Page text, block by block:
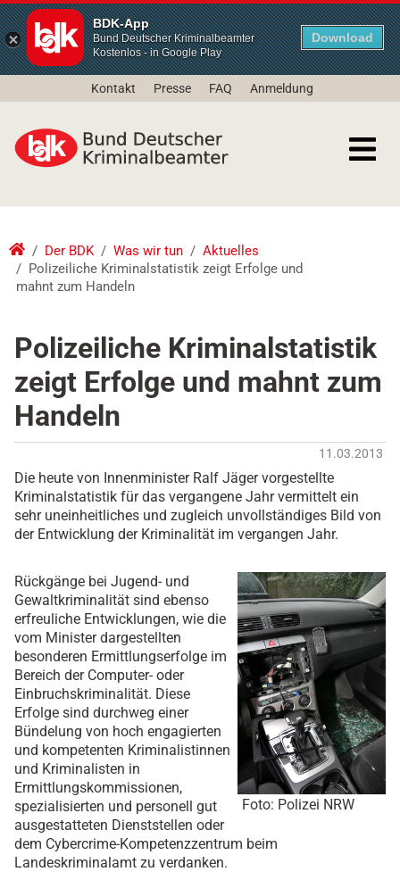
BDK-App
Bund Deutscher Kriminalbeamter
Kostenlos - in Google Play
Download
Kontakt Presse FAQ Anmeldung
Der BDK Was wir tun
Aktuelles
Polizeiliche Kriminalstatistik zeigt Erfolge und
mahnt zum Handeln
Polizeiliche Kriminalstatistik
zeigt Erfolge und mahnt zum
Handeln
11.03.2013
Die heute von Innenminister Ralf Jäger vorgestellte
Kriminalstatistik für das vergangene Jahr vermittelt ein
sehr uneinheitliches und zugleich unvollständiges Bild von
der Entwicklung der Kriminalität im vergangen Jahr.
Foto: Polizei NRW
Rückgänge bei Jugend- und
Gewaltkriminalität sind ebenso
erfreuliche Entwicklungen, wie die
vom Minister dargestellten
besonderen Ermittlungserfolge im
Bereich der Computer- oder
Einbruchskriminalität. Diese
Erfolge sind durchweg einer
Bündelung von hoch engagierten
und kompetenten Kriminalistinnen
und Kriminalisten in
Ermittlungskommissionen,
spezialisierten und personell gut
ausgestatteten Dienststellen oder
dem Cybercrime-Kompetenzzentrum beim
Landeskriminalamt zu verdanken.